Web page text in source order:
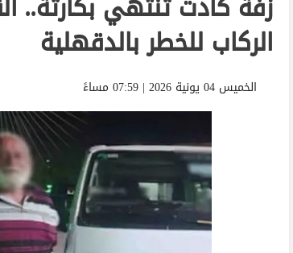
الركاب للخطر بالدقهلية
الخميس 04 يونية 2026 | 07:59 مساءً